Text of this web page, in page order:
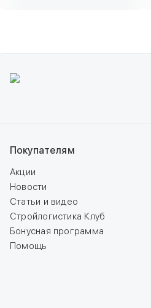
Покупателям
Акции
Новости
Статьи и видео
Стройлогистика Клуб
Бонусная программа
Помощь